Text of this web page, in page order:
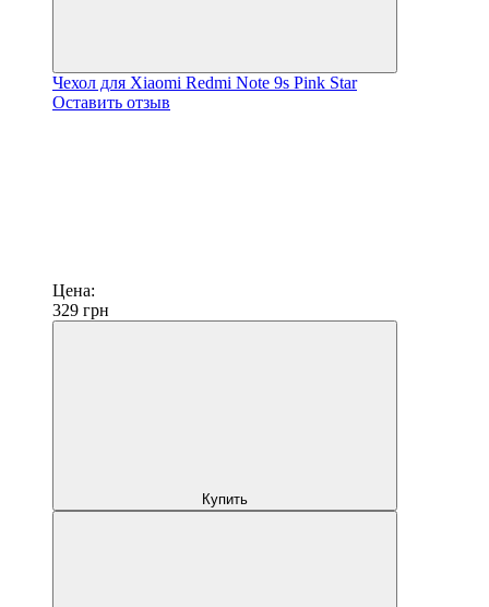
Чехол для Xiaomi Redmi Note 9s Pink Star
Оставить отзыв
Цена:
329 грн
Купить